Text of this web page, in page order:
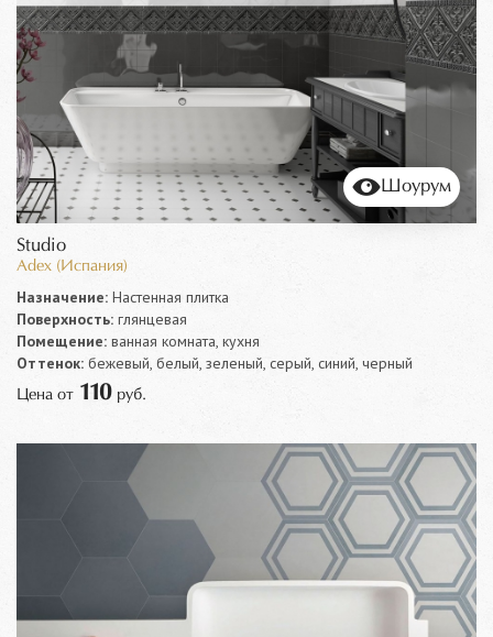
Шоурум
Studio
Adex (Испания)
Назначение: Настенная плитка
Поверхность: глянцевая
Помещение: ванная комната, кухня
Оттенок: бежевый, белый, зеленый, серый, синий, черный
Цена от 110 руб.